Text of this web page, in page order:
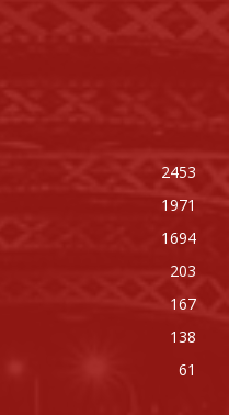
2453
1971
1694
203
167
138
61